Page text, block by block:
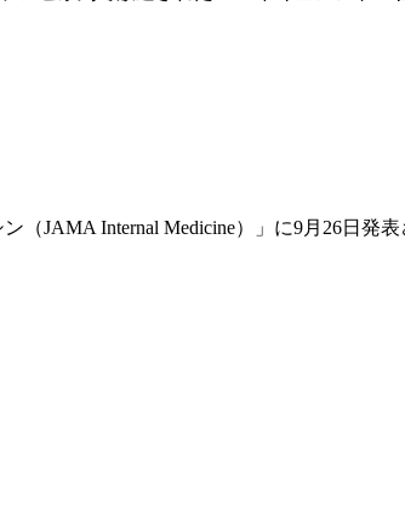
（JAMA Internal Medicine）」に9月26日発